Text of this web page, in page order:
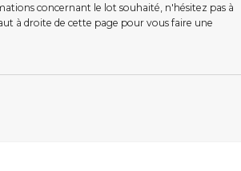
concernant le lot souhaité, n'hésitez pas à
à droite de cette page pour vous faire une